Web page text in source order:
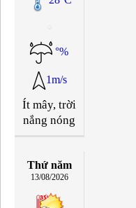
°%
1m/s
Ít mây, trời
nắng nóng
Thứ năm
13/08/2026